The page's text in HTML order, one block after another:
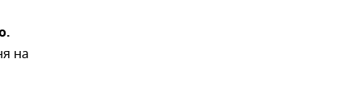
на